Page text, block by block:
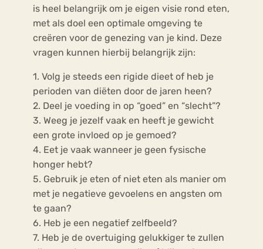
is heel belangrijk om je eigen visie rond eten,
met als doel een optimale omgeving te
creëren voor de genezing van je kind. Deze
vragen kunnen hierbij belangrijk zijn:
1. Volg je steeds een rigide dieet of heb je
perioden van diëten door de jaren heen?
2. Deel je voeding in op “goed” en “slecht”?
3. Weeg je jezelf vaak en heeft je gewicht
een grote invloed op je gemoed?
4. Eet je vaak wanneer je geen fysische
honger hebt?
5. Gebruik je eten of niet eten als manier om
met je negatieve gevoelens en angsten om
te gaan?
6. Heb je een negatief zelfbeeld?
7. Heb je de overtuiging gelukkiger te zullen